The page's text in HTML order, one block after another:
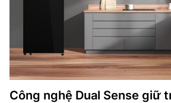
Công nghệ Dual Sense giữ